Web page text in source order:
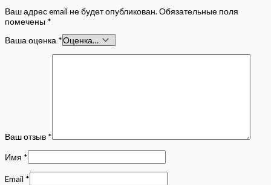
Ваш адрес email не будет опубликован.Обязательные поля
помечены *
Ваша оценка *
Ваш отзыв *
Имя *
Email *